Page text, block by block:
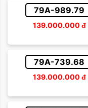
79A-989.79
139.000.000 đ
79A-739.68
139.000.000 đ